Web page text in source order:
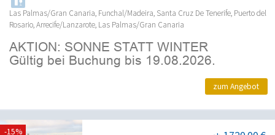
Las Palmas/Gran Canaria, Funchal/Madeira, Santa Cruz De Tenerife, Puerto del
Rosario, Arrecife/Lanzarote, Las Palmas/Gran Canaria
zum Angebot
-15%